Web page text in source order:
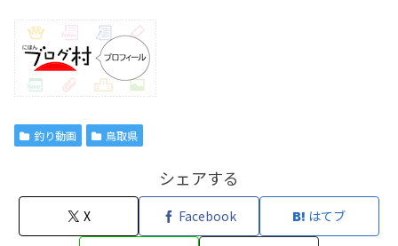
釣り動画 鳥取県
シェアする
X Facebook はてブ